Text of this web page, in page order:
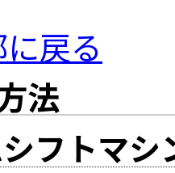
戻る
法
フトマシ